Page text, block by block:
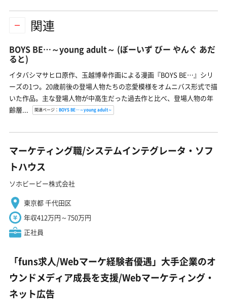
関連
BOYS BE…～young adult～ (ぼーいず びー やんぐ あだ
ると)
イタバシマサヒロ原作、玉越博幸作画による漫画『BOYS BE…』シリ
ーズの1つ。20歳前後の登場人物たちの恋愛模様をオムニバス形式で描
いた作品。主な登場人物が中高生だった過去作と比べ、登場人物の年
齢層...
関連ページ： BOYS BE…～young adult～
マーケティング職/システムインテグレータ・ソフ
トハウス
ソホビービー株式会社
東京都 千代田区
年収412万円～750万円
正社員
「funs求人/Webマーケ経験者優遇」大手企業のオ
ウンドメディア成長を支援/Webマーケティング・
ネット広告